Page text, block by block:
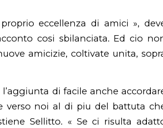
eccellenza di amici »,
cosi sbilanciata. Ed cio
amicizie, coltivate unita,
di facile anche
verso noi al di piu del battuta
Sellitto. « Se ci risulta